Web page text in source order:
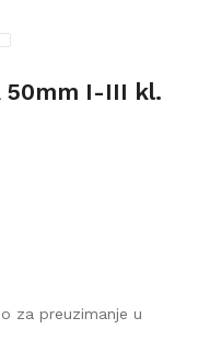
3
50mm I-III kl.
za preuzimanje u